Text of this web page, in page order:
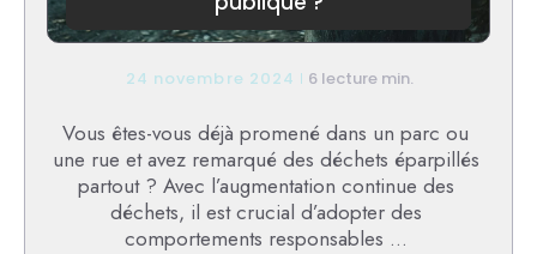
24 novembre 2024 6 lecture min.
Vous êtes-vous déjà promené dans un parc ou
une rue et avez remarqué des déchets éparpillés
partout ? Avec l’augmentation continue des
déchets, il est crucial d’adopter des
comportements responsables ...